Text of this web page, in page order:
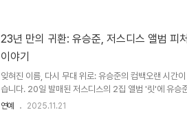
하면서, 많은 이들의 이목이 집중되고 있습니다. 범키,
뮤지션들이 피처링에 참여한 가운데, 유승준의 이름도
23년 만의 귀환: 유승준, 저스디스 앨범 피
이야기
잊혀진 이름, 다시 무대 위로: 유승준의 컴백오랜 시간
습니다. 20일 발매된 저스디스의 2집 앨범 '릿'에 유승
소리가 23년 만에 앨범을 통해 울려 퍼지게 되었습니다
연예 2025.11.21